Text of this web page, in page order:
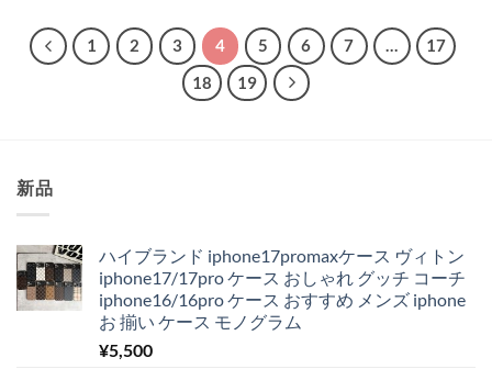
1 2 3 4 5 6 7 …
17
18
19
新品
ハイブランド iphone17promaxケース ヴィトン
iphone17/17pro ケース おしゃれ グッチ コーチ
iphone16/16pro ケース おすすめ メンズ iphone
お 揃い ケース モノグラム
¥5,500